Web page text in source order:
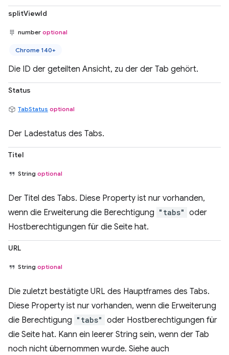
splitViewId
number optional
Chrome 140+
Die ID der geteilten Ansicht, zu der der Tab gehört.
Status
TabStatus optional
Der Ladestatus des Tabs.
Titel
String optional
Der Titel des Tabs. Diese Property ist nur vorhanden,
wenn die Erweiterung die Berechtigung "tabs" oder
Hostberechtigungen für die Seite hat.
URL
String optional
Die zuletzt bestätigte URL des Hauptframes des Tabs.
Diese Property ist nur vorhanden, wenn die Erweiterung
die Berechtigung "tabs" oder Hostberechtigungen für
die Seite hat. Kann ein leerer String sein, wenn der Tab
noch nicht übernommen wurde. Siehe auch